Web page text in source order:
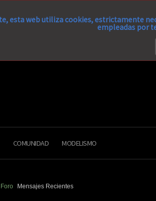
esta web utiliza cookies, estrictamente
empleadas por
COMUNIDAD MODELISMO
Foro Mensajes Recientes